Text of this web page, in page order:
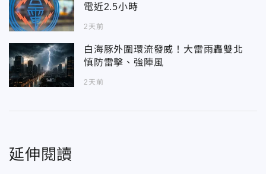
電近2.5小時
2天前
白海豚外圍環流發威！大雷雨轟雙北
慎防雷擊、強陣風
2天前
延伸閱讀